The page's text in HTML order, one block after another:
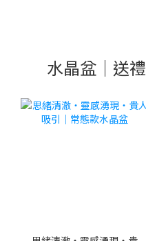
水晶盆｜送